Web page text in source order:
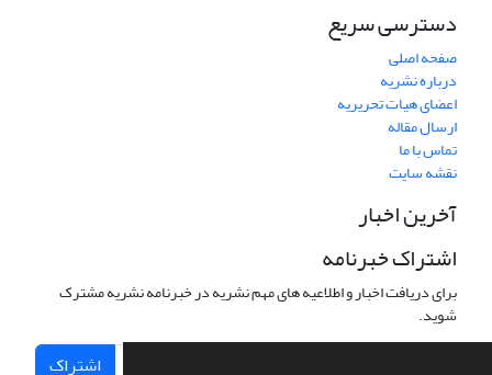
دسترسی سریع
صفحه اصلی
درباره نشریه
اعضای هیات تحریریه
ارسال مقاله
تماس با ما
نقشه سایت
آخرین اخبار
اشتراک خبرنامه
برای دریافت اخبار و اطلاعیه های مهم نشریه در خبرنامه نشریه مشترک
شوید.
اشتراک